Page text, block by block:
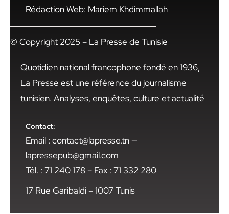
Rédaction Web: Mariem Khdimmallah
© Copyright 2025 – La Presse de Tunisie
Quotidien national francophone fondé en 1936,
La Presse est une référence du journalisme
tunisien. Analyses, enquêtes, culture et actualité
Contact:
Email : contact@lapresse.tn —
lapressepub@gmail.com
Tél. : 71 240 178 – Fax : 71 332 280
17 Rue Garibaldi – 1007 Tunis